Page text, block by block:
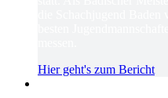
Hier geht's zum Bericht